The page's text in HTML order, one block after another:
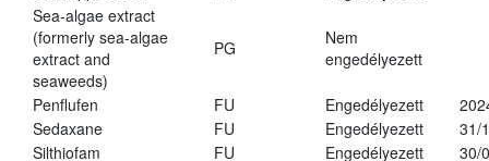
Sea-algae extract
(formerly sea-algae
extract and
seaweeds)
PG
Nem
engedélyezett
Penflufen FU Engedélyezett
Sedaxane
FU Engedélyezett
31/
Silthiofam
FU Engedélyezett 30/